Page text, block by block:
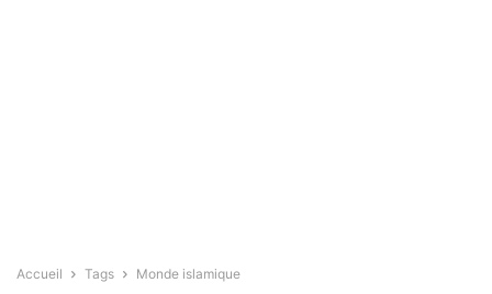
Accueil Tags Monde islamique